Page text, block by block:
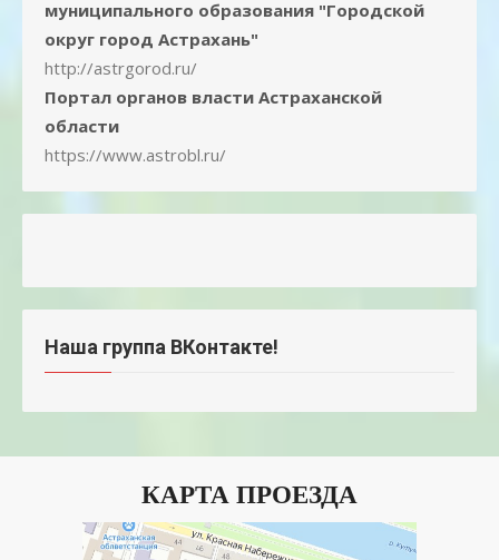
муниципального образования "Городской
округ город Астрахань"
http://astrgorod.ru/
Портал органов власти Астраханской
области
https://www.astrobl.ru/
Наша группа ВКонтакте!
КАРТА ПРОЕЗДА